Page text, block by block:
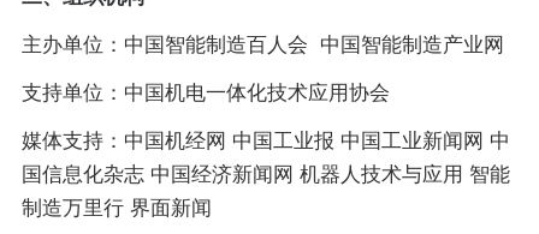
主办单位：中国智能制造百人会 中国智能制造产业网
支持单位：中国机电一体化技术应用协会
媒体支持：中国机经网 中国工业报 中国工业新闻网 中
国信息化杂志 中国经济新闻网 机器人技术与应用 智能
制造万里行 界面新闻